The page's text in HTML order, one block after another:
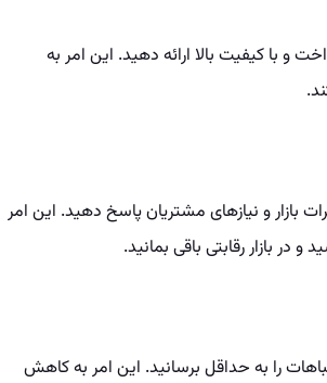
با کیفیت بالا ارائه دهید. این امر به
و نیازهای مشتریان پاسخ دهید. این امر
بازار رقابتی باقی بمانید.
را به حداقل برسانید. این امر به کاهش